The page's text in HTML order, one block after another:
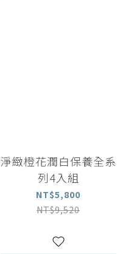
淨緻橙花潤白保養全系
列4入組
NT$5,800
NT$9,520